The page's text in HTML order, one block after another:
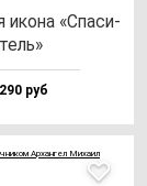
ико­на «Спа­си­
тель»
руб